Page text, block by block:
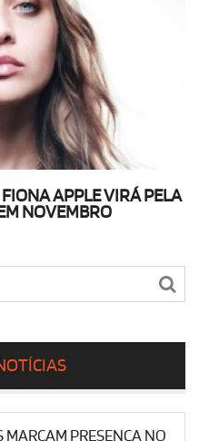
APPLE VIRÁ PELA
NOVEMBRO
PRESENÇA NO